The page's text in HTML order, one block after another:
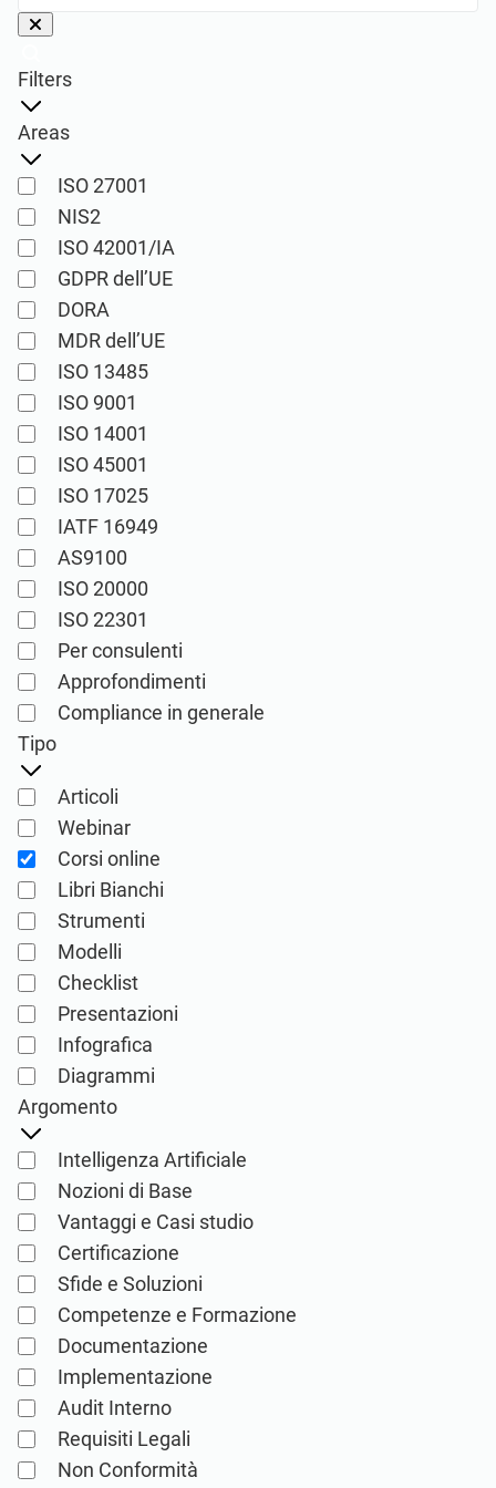
MDR dell’UE
ISO 20000
ISO 17025
IATF 16949
AS9100
ISO 27001
Prodotti per l’implementazione,
per i sistemi di gestione della sicurezza delle
informazioni (SGSI) secondo la norma ISO
27001.
Automatizza l'implementazione e la
manutenzione del tuo SGSI con il Registro
dei Rischi, la Dichiarazione di Applicabilità e
le procedure guidate per tutti i documenti
richiesti.
Settore bancario e finanziario
Governo
Dispositivi medici
Aerospaziale
Settore Automotive
Laboratori
Consulenti
Prodotti per l’implementazione,
mantenimento, formazione e conoscenza
per le società di consulenza.
Gestisci più progetti ISO 27001
automatizzando le attività ripetitive durante
l'implementazione dell'SGSI.
Filters
Areas
ISO 27001
NIS2
ISO 42001/IA
GDPR dell’UE
DORA
MDR dell’UE
ISO 13485
ISO 9001
ISO 14001
ISO 45001
ISO 17025
IATF 16949
AS9100
ISO 20000
ISO 22301
Per consulenti
Approfondimenti
Compliance in generale
Tipo
Articoli
Webinar
Corsi online
Libri Bianchi
Strumenti
Modelli
Checklist
Presentazioni
Infografica
Diagrammi
Argomento
Intelligenza Artificiale
Nozioni di Base
Vantaggi e Casi studio
Certificazione
Sfide e Soluzioni
Competenze e Formazione
Documentazione
Implementazione
Audit Interno
Requisiti Legali
Non Conformità